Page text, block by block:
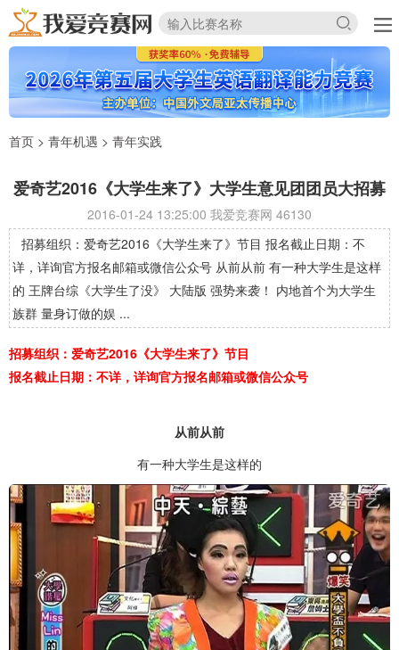
首页 > 青年机遇 > 青年实践
爱奇艺2016《大学生来了》大学生意见团团员大招募
2016-01-24 13:25:00 我爱竞赛网 46130
招募组织：爱奇艺2016《大学生来了》节目 报名截止日期：不
详，详询官方报名邮箱或微信公众号 从前从前 有一种大学生是这样
的 王牌台综《大学生了没》 大陆版 强势来袭！ 内地首个为大学生
族群 量身订做的娱 ...
招募组织：爱奇艺2016《大学生来了》节目
报名截止日期：不详，详询官方报名邮箱或微信公众号
从前从前
有一种大学生是这样的